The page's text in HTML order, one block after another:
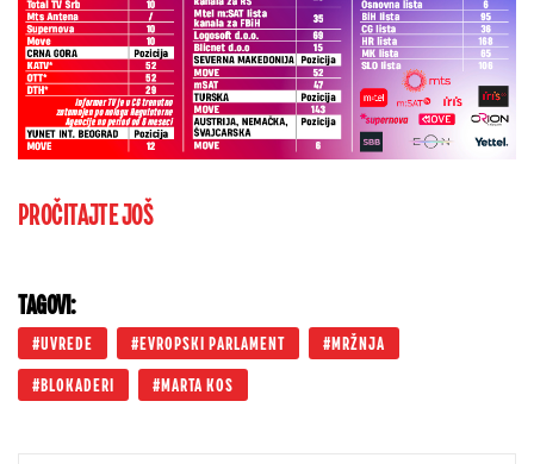
PROČITAJTE JOŠ
TAGOVI:
UVREDE EVROPSKI PARLAMENT MRŽNJA
BLOKADERI MARTA KOS